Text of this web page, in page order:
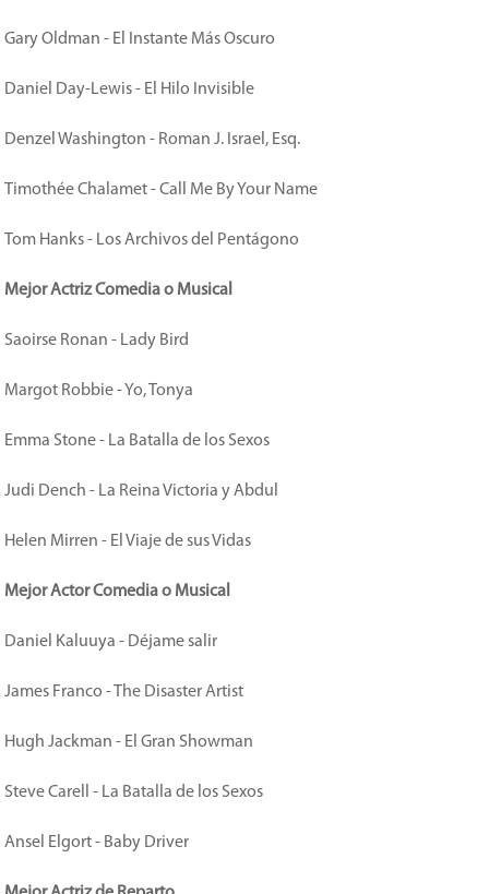
Gary Oldman - El Instante Más Oscuro
Daniel Day-Lewis - El Hilo Invisible
Denzel Washington - Roman J. Israel, Esq.
Timothée Chalamet - Call Me By Your Name
Tom Hanks - Los Archivos del Pentágono
Mejor Actriz Comedia o Musical
Saoirse Ronan - Lady Bird
Margot Robbie - Yo, Tonya
Emma Stone - La Batalla de los Sexos
Judi Dench - La Reina Victoria y Abdul
Helen Mirren - El Viaje de sus Vidas
Mejor Actor Comedia o Musical
Daniel Kaluuya - Déjame salir
James Franco - The Disaster Artist
Hugh Jackman - El Gran Showman
Steve Carell - La Batalla de los Sexos
Ansel Elgort - Baby Driver